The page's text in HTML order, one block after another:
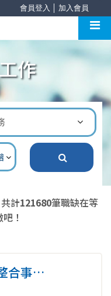
會員登入 加入會員
作
計121680筆職缺在等
！
合事業